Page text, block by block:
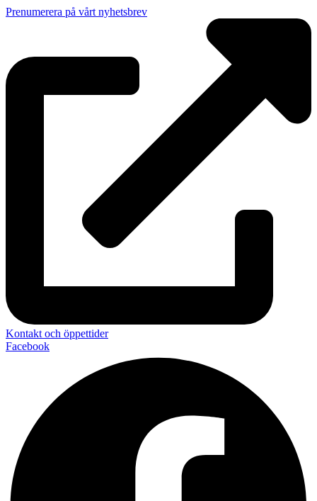
Prenumerera på vårt nyhetsbrev
Kontakt och öppettider
Facebook